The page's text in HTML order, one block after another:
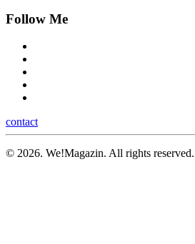
Follow Me
contact
© 2026. We!Magazin. All rights